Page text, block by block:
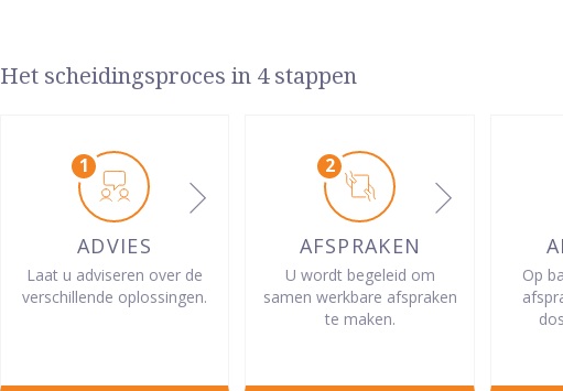
Het scheidingsproces in 4 stappen
ADVIES
Laat u adviseren over de
verschillende oplossingen.
AFSPRAKEN
U wordt begeleid om
samen werkbare afspraken
te maken.
Op